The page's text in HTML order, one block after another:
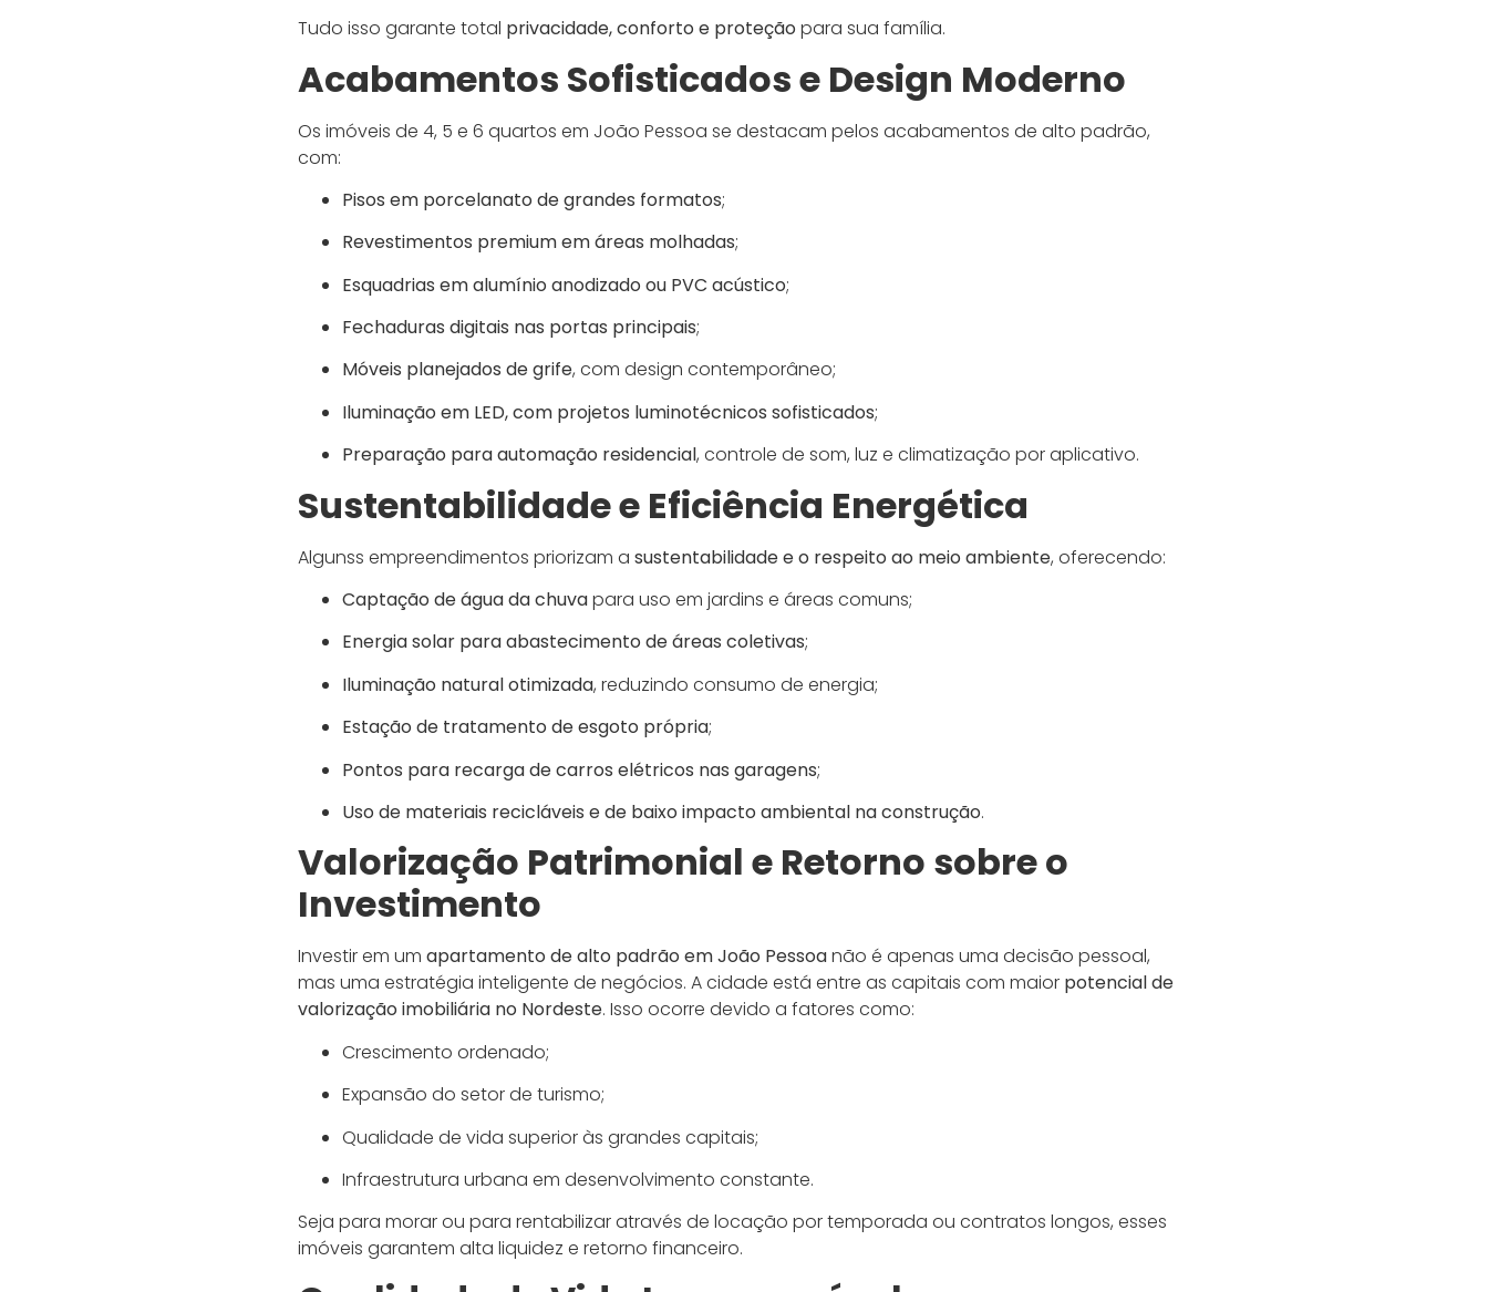
Tudo isso garante total privacidade, conforto e proteção para sua família.
Acabamentos Sofisticados e Design Moderno
Os imóveis de 4, 5 e 6 quartos em João Pessoa se destacam pelos acabamentos de alto padrão,
com:
Pisos em porcelanato de grandes formatos;
Revestimentos premium em áreas molhadas;
Esquadrias em alumínio anodizado ou PVC acústico;
Fechaduras digitais nas portas principais;
Móveis planejados de grife, com design contemporâneo;
Iluminação em LED, com projetos luminotécnicos sofisticados;
Preparação para automação residencial, controle de som, luz e climatização por aplicativo.
Sustentabilidade e Eficiência Energética
Algunss empreendimentos priorizam a sustentabilidade e o respeito ao meio ambiente, oferecendo:
Captação de água da chuvapara uso em jardins e áreas comuns;
Energia solar para abastecimento de áreas coletivas;
Iluminação natural otimizada, reduzindo consumo de energia;
Estação de tratamento de esgoto própria;
Pontos para recarga de carros elétricos nas garagens;
Uso de materiais recicláveis e de baixo impacto ambiental na construção.
Valorização Patrimonial e Retorno sobre o
Investimento
Investir em um apartamento de alto padrão em João Pessoanão é apenas uma decisão pessoal,
mas uma estratégia inteligente de negócios. A cidade está entre as capitais com maior potencial de
valorização imobiliária no Nordeste. Isso ocorre devido a fatores como:
Crescimento ordenado;
Expansão do setor de turismo;
Qualidade de vida superior às grandes capitais;
Infraestrutura urbana em desenvolvimento constante.
Seja para morar ou para rentabilizar através de locação por temporada ou contratos longos, esses
imóveis garantem alta liquidez e retorno financeiro.